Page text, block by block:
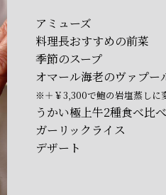
アミューズ
料理長おすすめの前菜
季節のスープ
オマール海老のヴァプー
※＋￥3,300で鮑の岩塩蒸しに
うかい極上牛2種食べ比
ガーリックライス
デザート